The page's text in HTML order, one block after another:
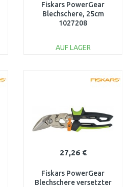
Fiskars PowerGear
Blechschere, 25cm
1027208
AUF LAGER
27,26 €
Fiskars PowerGear
Blechschere versetzter